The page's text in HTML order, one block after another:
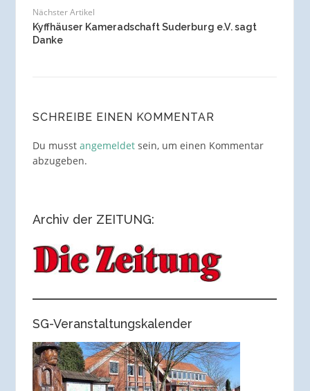
Nächster Artikel
Kyffhäuser Kameradschaft Suderburg e.V. sagt
Danke
SCHREIBE EINEN KOMMENTAR
Du musst angemeldetsein, um einen Kommentar
abzugeben.
Archiv der ZEITUNG:
SG-Veranstaltungskalender